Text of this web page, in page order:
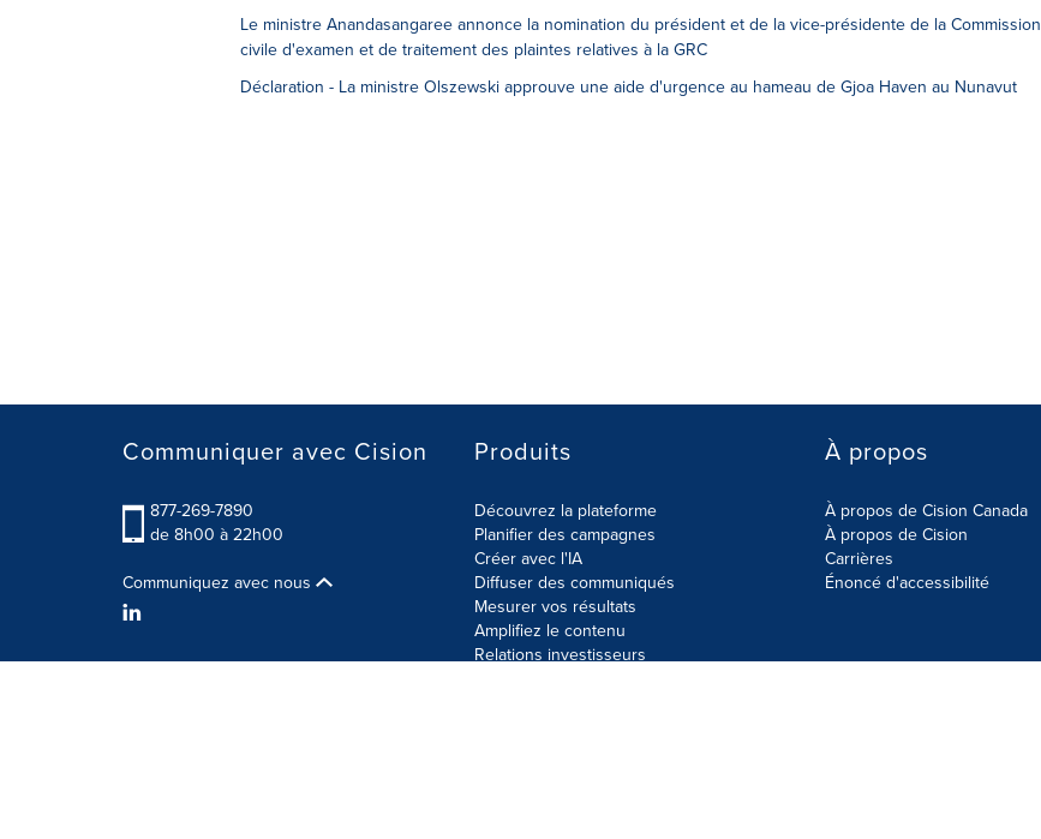
Le ministre Anandasangaree annonce la nomination du président et de la vice-présidente de la Commission
civile d'examen et de traitement des plaintes relatives à la GRC
Déclaration - La ministre Olszewski approuve une aide d'urgence au hameau de Gjoa Haven au Nunavut
Communiquer avec Cision
877-269-7890
de 8h00 à 22h00
Communiquez avec nous
Produits
Découvrez la plateforme
Planifier des campagnes
Créer avec l'IA
Diffuser des communiqués
Mesurer vos résultats
Amplifiez le contenu
Relations investisseurs
À propos
À propos de Cision Canada
À propos de Cision
Carrières
Énoncé d'accessibilité